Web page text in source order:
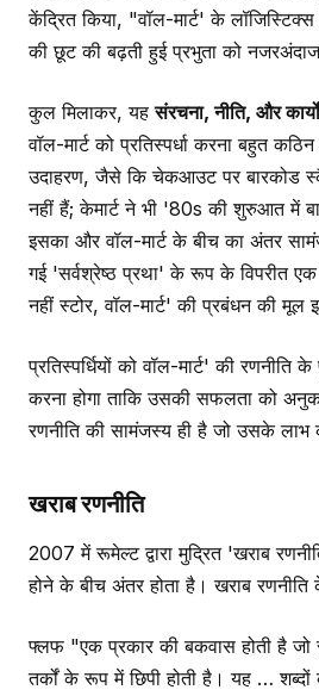
केंद्रित किया, "वॉल-मार्ट' के
की छूट की बढ़ती हुई प्रभुता को
कुल मिलाकर, यहसंरचना, नीति, और
वॉल-मार्ट को प्रतिस्पर्धा करना बहुत
उदाहरण, जैसे कि चेकआउट पर बारकोड
नहीं हैं; केमार्ट ने भी '80s की शुरुआत में
इसका और वॉल-मार्ट के बीच का अंतर
गई 'सर्वश्रेष्ठ प्रथा' के रूप के विपरीत
नहीं स्टोर, वॉल-मार्ट' की प्रबंधन की मूल
प्रतिस्पर्धियों को वॉल-मार्ट' की रणनीति
करना होगा ताकि उसकी सफलता को
रणनीति की सामंजस्य ही है जो उसके लाभ
खराब रणनीति
2007 में रूमेल्ट द्वारा मुद्रित 'खराब
होने के बीच अंतर होता है। खराब
फ्लफ "एक प्रकार की बकवास होती है जो
तर्कों के रूप में छिपी होती है। यह …